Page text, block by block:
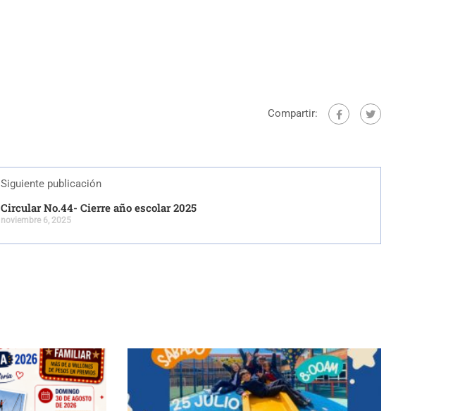
Compartir:
Siguiente publicación
Circular No.44- Cierre año escolar 2025
noviembre 6, 2025